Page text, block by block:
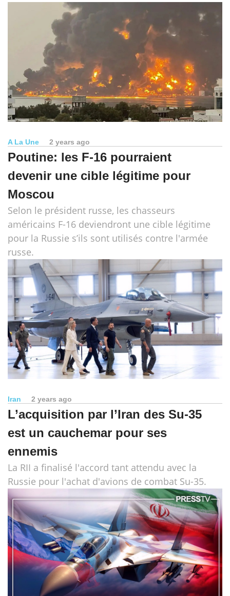
A La Une 2 years ago
Poutine: les F-16 pourraient
devenir une cible légitime pour
Moscou
Selon le président russe, les chasseurs
américains F-16 deviendront une cible légitime
pour la Russie s’ils sont utilisés contre l'armée
russe.
Iran 2 years ago
L’acquisition par l’Iran des Su-35
est un cauchemar pour ses
ennemis
La RII a finalisé l'accord tant attendu avec la
Russie pour l'achat d'avions de combat Su-35.